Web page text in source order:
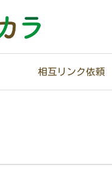
相互リンク依頼